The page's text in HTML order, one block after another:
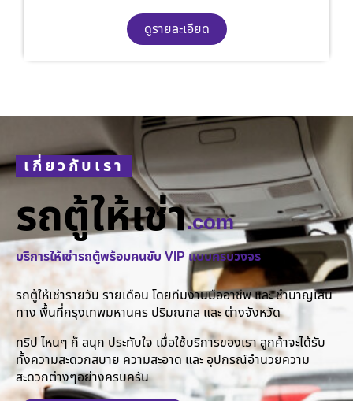
ดูรายละเอียด
เกี่ยวกับเรา
รถตู้ให้เช่า.com
บริการให้เช่ารถตู้พร้อมคนขับ VIP แบบครบวงจร
รถตู้ให้เช่ารายวัน รายเดือน โดยทีมงานมืออาชีพ และ ชำนาญเส้น
ทาง พื้นที่กรุงเทพมหานคร ปริมณฑล และ ต่างจังหวัด
ทริป ไหนๆ ก็ สนุก ประทับใจ เมื่อใช้บริการของเรา ลูกค้าจะได้รับ
ทั้งความสะดวกสบาย ความสะอาด และ อุปกรณ์อำนวยความ
สะดวกต่างๆอย่างครบครัน